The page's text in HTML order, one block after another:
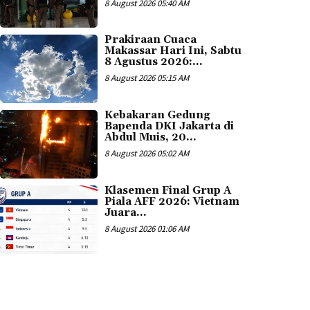
8 August 2026 05:40 AM
Prakiraan Cuaca
Makassar Hari Ini, Sabtu
8 Agustus 2026:...
8 August 2026 05:15 AM
Kebakaran Gedung
Bapenda DKI Jakarta di
Abdul Muis, 20...
8 August 2026 05:02 AM
Klasemen Final Grup A
Piala AFF 2026: Vietnam
Juara...
8 August 2026 01:06 AM